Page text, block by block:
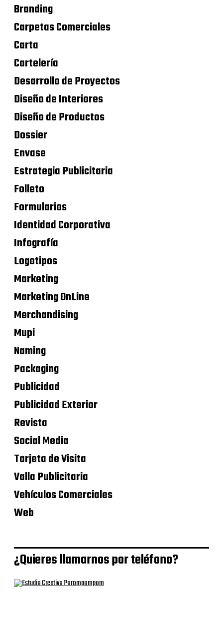
Branding
Carpetas Comerciales
Carta
Cartelería
Desarrollo de Proyectos
Diseño de Interiores
Diseño de Productos
Dossier
Envase
Estrategia Publicitaria
Folleto
Formularios
Identidad Corporativa
Infografía
Logotipos
Marketing
Marketing OnLine
Merchandising
Mupi
Naming
Packaging
Publicidad
Publicidad Exterior
Revista
Social Media
Tarjeta de Visita
Valla Publicitaria
Vehículos Comerciales
Web
¿Quieres llamarnos por teléfono?